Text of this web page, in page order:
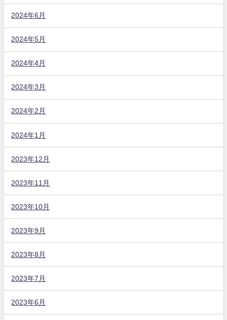
2024年6月
2024年5月
2024年4月
2024年3月
2024年2月
2024年1月
2023年12月
2023年11月
2023年10月
2023年9月
2023年8月
2023年7月
2023年6月